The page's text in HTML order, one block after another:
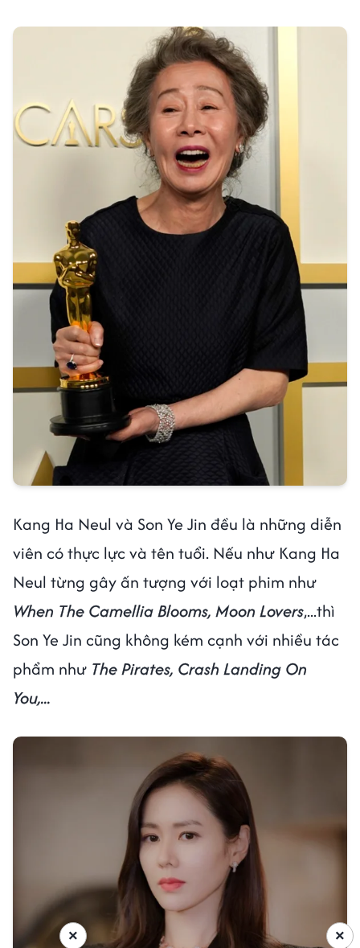
Kang Ha Neul và Son Ye Jin đều là những diễn
viên có thực lực và tên tuổi. Nếu như Kang Ha
Neul từng gây ấn tượng với loạt phim như
When The Camellia Blooms, Moon Lovers,...thì
Son Ye Jin cũng không kém cạnh với nhiều tác
phẩm như The Pirates, Crash Landing On
You,...
×
×